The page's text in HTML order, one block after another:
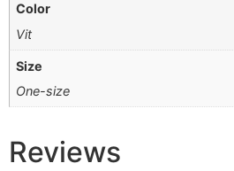
Color
Vit
Size
One-size
Reviews